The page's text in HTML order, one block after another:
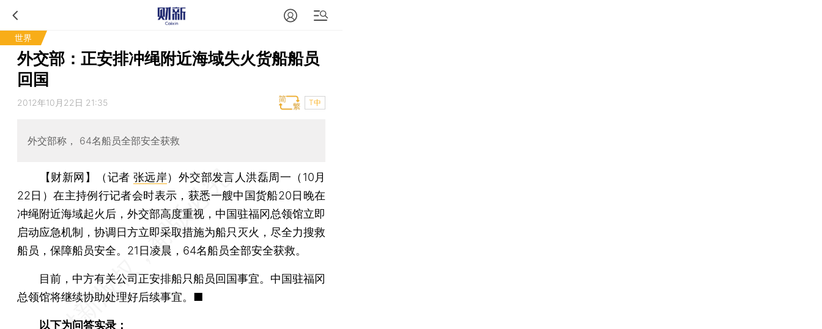
世界
外交部：正安排冲绳附近海域失火货船船员
回国
2012年10月22日 21:35 T中
外交部称， 64名船员全部安全获救
【财新网】（记者 张远岸） 外交部发言人洪磊周一（10月
22日）在主持例行记者会时表示，获悉一艘中国货船20日晚在
冲绳附近海域起火后，外交部高度重视，中国驻福冈总领馆立即
启动应急机制，协调日方立即采取措施为船只灭火，尽全力搜救
船员，保障船员安全。21日凌晨，64名船员全部安全获救。
目前，中方有关公司正安排船只船员回国事宜。中国驻福冈
总领馆将继续协助处理好后续事宜。■
以下为问答实录：